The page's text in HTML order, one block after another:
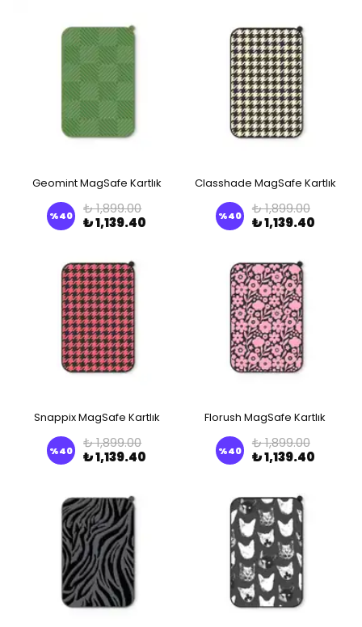
Geomint MagSafe Kartlık
%40
₺ 1,899.00
₺ 1,139.40
Classhade MagSafe Kartlık
%40
₺ 1,899.00
₺ 1,139.40
Snappix MagSafe Kartlık
%40
₺ 1,899.00
₺ 1,139.40
Florush MagSafe Kartlık
%40
₺ 1,899.00
₺ 1,139.40